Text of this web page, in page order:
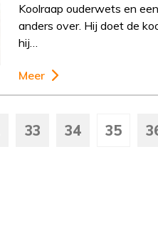
Koolraap ouderwets en
anders over. Hij doet de
hij…
Meer
33 34 35